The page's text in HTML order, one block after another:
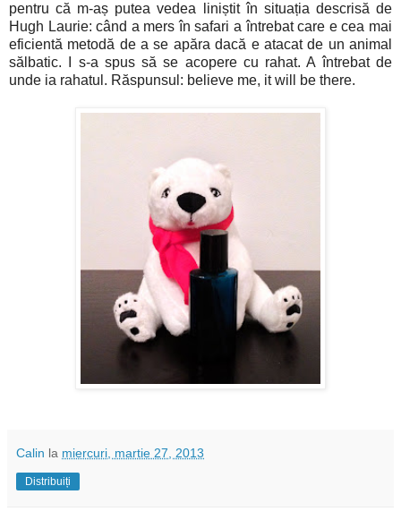
pentru că m-aș putea vedea liniștit în situația descrisă de
Hugh Laurie: când a mers în safari a întrebat care e cea mai
eficientă metodă de a se apăra dacă e atacat de un animal
sălbatic. I s-a spus să se acopere cu rahat. A întrebat de
unde ia rahatul. Răspunsul: believe me, it will be there.
Calin la miercuri, martie 27, 2013
Distribuiți